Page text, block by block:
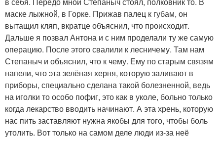
маске лыжной, в Горке. Прижав палец к губам, он
вытащил кляп, вкратце объяснил, что происходит.
Дальше я позвал Антона и с ним проделали ту же самую
операцию. После этого свалили к лесничему. Там нам
Степаныч и объяснил, что к чему. Ему по старым связям
напели, что эта зелёная херня, которую заливают в
приборы, специально сделана такой болезненной, ведь
на иголки то особо пофиг, это как в уколе, больно только
когда лекарство вводить начинают. А эта хрень, которую
нас пить заставляют нужна якобы для того, чтобы боль
утолить. Вот только на самом деле люди из-за неё